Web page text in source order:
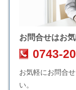
お問合せはお
0743-
お気軽にお問合
い。